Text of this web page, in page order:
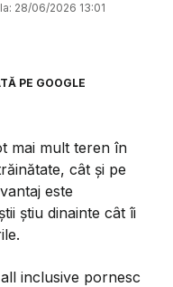
28/06/2026 13:01
PE GOOGLE
mai mult teren în
cât și pe
este
știu dinainte cât îi
inclusive pornesc